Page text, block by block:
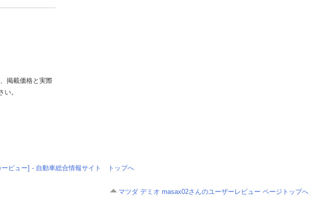
掲載価格と実際
。
ービュー] - 自動車総合情報サイト トップへ
マツダ デミオ masax02さんのユーザーレビュー ページトップへ